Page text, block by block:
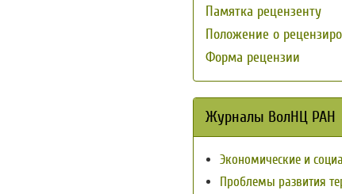
Памятка рецензенту
Положение о
Форма рецензии
Журналы ВолНЦ РАН
Экономические и
Проблемы развития